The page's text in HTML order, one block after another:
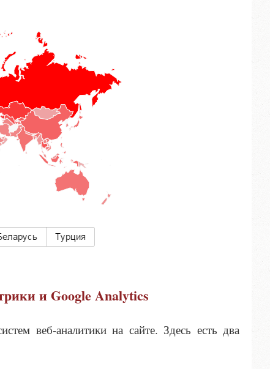
и Google Analytics
веб-аналитики на сайте. Здесь есть два